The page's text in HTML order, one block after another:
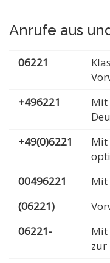
Anrufe aus
06221
+496221
Mit
+49(0)6221
Mit
00496221
Mit
(06221)
06221-
Mit
zur